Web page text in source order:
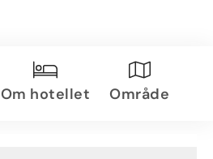
Om hotellet Område